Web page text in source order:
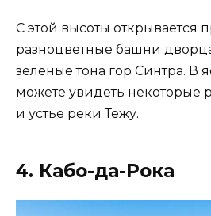
С этой высоты открывается
разноцветные башни
зеленые тона гор Синтра. В
можете увидеть некоторые
и устье реки Тежу.
4. Кабо-да-Рока